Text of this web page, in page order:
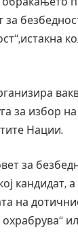
за избор
Нации.
за
кандидат,
на